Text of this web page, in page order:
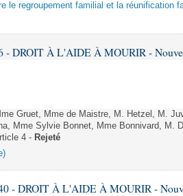
le regroupement familial et la réunification
- DROIT À L'AIDE À MOURIR -
Gruet, Mme de Maistre, M. Hetzel, M.
Mme Sylvie Bonnet, Mme Bonnivard, M.
4 - Rejeté
- DROIT À L'AIDE À MOURIR -